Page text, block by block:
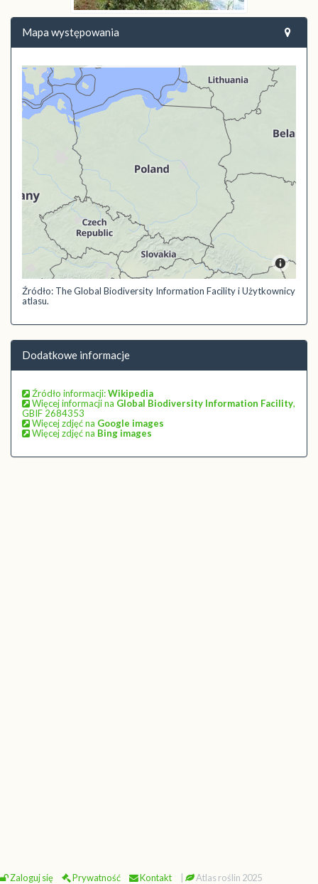
Mapa występowania
Źródło: The Global Biodiversity Information Facility i Użytkownicy
atlasu.
Dodatkowe informacje
Źródło informacji:Wikipedia
Więcej informacji na Global Biodiversity Information Facility,
GBIF 2684353
Więcej zdjęć na Google images
Więcej zdjęć na Bing images
Zaloguj się Prywatność Kontakt | Atlas roślin 2025